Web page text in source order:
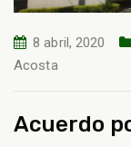
8 abril, 2020
Acosta
Acuerdo